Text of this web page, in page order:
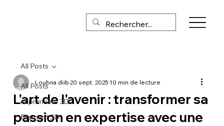
All Posts
imprimante 3D
Filament 3D
All Posts
L'art de l'avenir : transformer sa
passion en expertise avec une
Loubna diib20 sept. 202510 min de lecture